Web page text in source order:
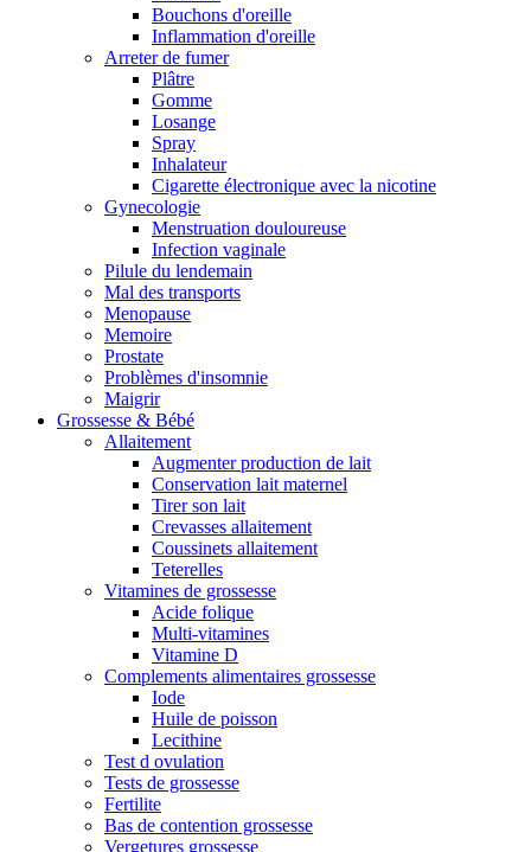
Bouchons d'oreille
Inflammation d'oreille
Arreter de fumer
Plâtre
Gomme
Losange
Spray
Inhalateur
Cigarette électronique avec la nicotine
Gynecologie
Menstruation douloureuse
Infection vaginale
Pilule du lendemain
Mal des transports
Menopause
Memoire
Prostate
Problèmes d'insomnie
Maigrir
Grossesse & Bébé
Allaitement
Augmenter production de lait
Conservation lait maternel
Tirer son lait
Crevasses allaitement
Coussinets allaitement
Teterelles
Vitamines de grossesse
Acide folique
Multi-vitamines
Vitamine D
Complements alimentaires grossesse
Iode
Huile de poisson
Lecithine
Test d ovulation
Tests de grossesse
Fertilite
Bas de contention grossesse
Vergetures grossesse